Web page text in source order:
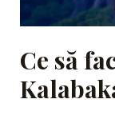
Ce să